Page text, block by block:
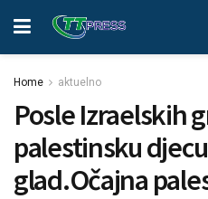
Home aktuelno
Posle Izraelskih
palestinsku
glad.Očajna